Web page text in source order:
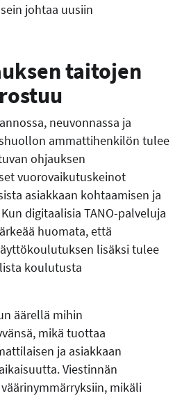
johtaa uusiin
taitojen
neuvonnassa ja
ammattihenkilön tulee
ohjauksen
vuorovaikutuskeinot
asiakkaan kohtaamisen ja
digitaalisia TANO-palveluja
huomata, että
lisäksi tulee
koulutusta
äärellä mihin
mikä tuottaa
ja asiakkaan
Viestinnän
mikäli